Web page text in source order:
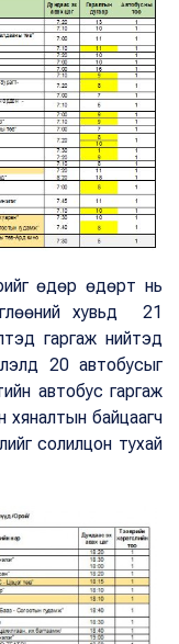
өдөр өдөрт нь
хувьд 21
гаргаж нийтэд
20 автобусыг
автобус гаргаж
хяналтын байцаагч
солилцон тухай